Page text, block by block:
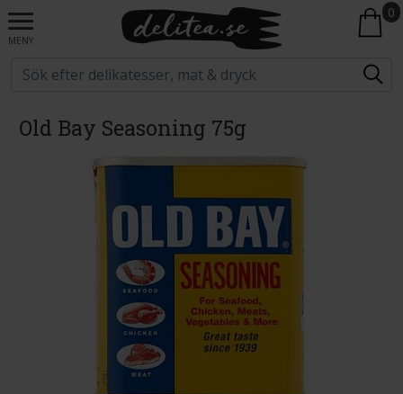
MENY
0
Old Bay Seasoning 75g